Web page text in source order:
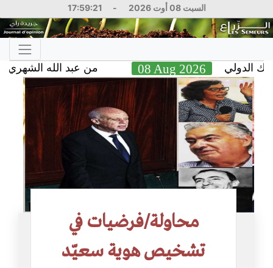
السبت 08 أوت 2026 -
17:59:22
من عبد الله الشهري قائد 08 Aug 2026
محاولة/فرضيات في
تشخيص هوية سعيّد